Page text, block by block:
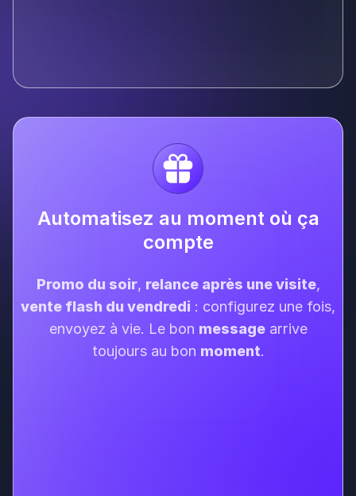
Automatisez au moment où ça
compte
Promo du soir, relance après une visite,
vente flash du vendredi : configurez une fois,
envoyez à vie. Le bon messagearrive
toujours au bon moment.